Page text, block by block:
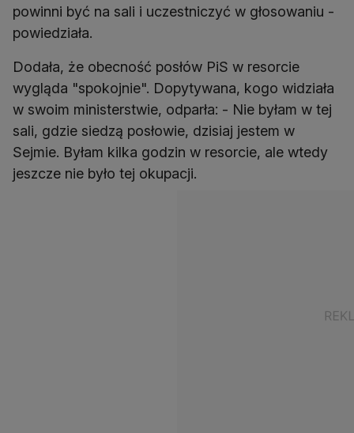
powinni być na sali i uczestniczyć w głosowaniu -
powiedziała.
Dodała, że obecność posłów PiS w resorcie
wygląda "spokojnie". Dopytywana, kogo widziała
w swoim ministerstwie, odparła: - Nie byłam w tej
sali, gdzie siedzą posłowie, dzisiaj jestem w
Sejmie. Byłam kilka godzin w resorcie, ale wtedy
jeszcze nie było tej okupacji.